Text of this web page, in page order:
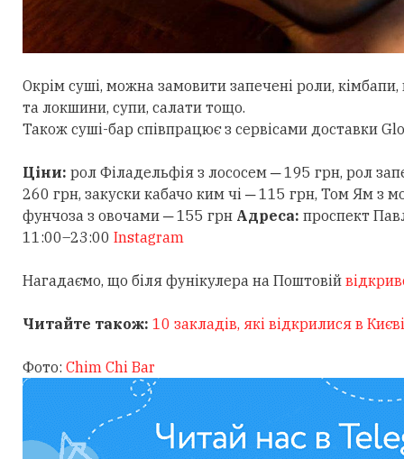
Окрім суші, можна замовити запечені роли, кімбапи,
та локшини, супи, салати тощо.
Також суші-бар співпрацює з сервісами доставки
Ціни: рол Філадельфія з лососем ─ 195 грн, рол
260 грн, закуски кабачо ким чі ─ 115 грн, Том Ям з
фунчоза з овочами ─ 155 грн Адреса: проспект
11:00–23:00 Instagram
Нагадаємо, що біля фунікулера на Поштовій
Читайте також: 10 закладів, які відкрилися в
Фото: Chim Chi Bar